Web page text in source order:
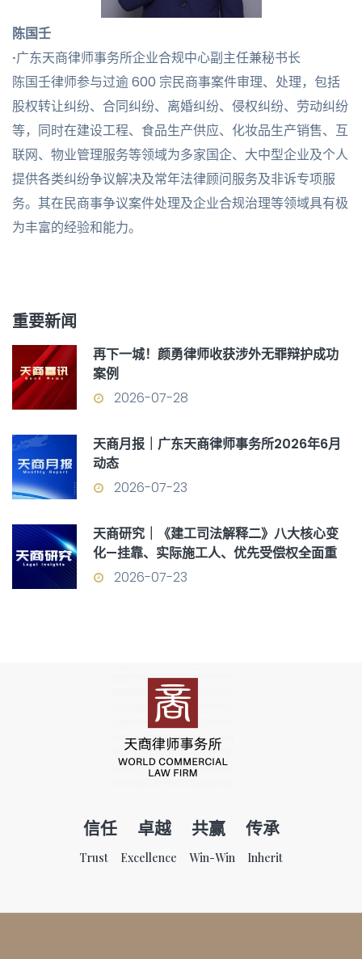
陈国壬
·广东天商律师事务所企业合规中心副主任兼秘书长
陈国壬律师参与过逾 600 宗民商事案件审理、处理，包括
股权转让纠纷、合同纠纷、离婚纠纷、侵权纠纷、劳动纠纷
等，同时在建设工程、食品生产供应、化妆品生产销售、互
联网、物业管理服务等领域为多家国企、大中型企业及个人
提供各类纠纷争议解决及常年法律顾问服务及非诉专项服
务。其在民商事争议案件处理及企业合规治理等领域具有极
为丰富的经验和能力。
重要新闻
再下一城！颜勇律师收获涉外无罪辩护成功
案例
2026-07-28
天商月报｜广东天商律师事务所2026年6月
动态
2026-07-23
天商研究｜《建工司法解释二》八大核心变
化—挂靠、实际施工人、优先受偿权全面重
构
2026-07-23
信任 卓越 共赢 传承
Trust Excellence Win-Win Inherit